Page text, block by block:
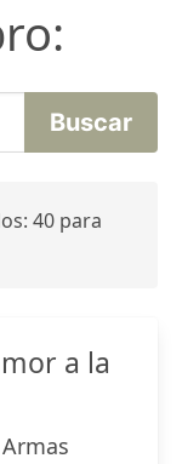
40 para
a la